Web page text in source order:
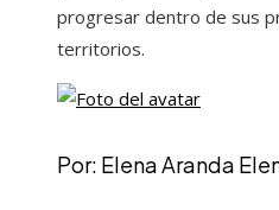
progresar dentro de sus
territorios.
Por: Elena Aranda